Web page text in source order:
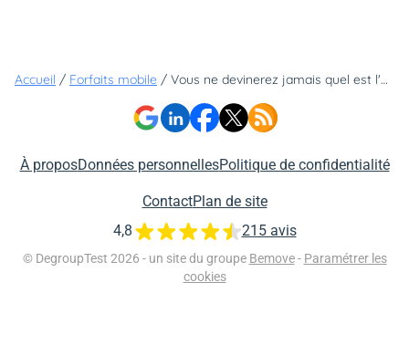
Accueil / Forfaits mobile / Vous ne devinerez jamais quel est l'opérateur qui propose le forfait 5G 250 Go le moins cher du marché
À proposDonnées personnellesPolitique de confidentialité
ContactPlan de site
© DegroupTest 2026 - un site du groupe Bemove - Paramétrer les
cookies
4,8 215 avis